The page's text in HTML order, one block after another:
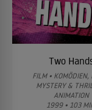
Two
FILM • KOMÖDIEN,
MYSTERY &
ANIMATION
1999 • 103